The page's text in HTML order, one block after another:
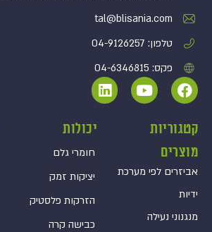
tal@blisania.com‏
טלפון: 04-9126257
פקס: 04-6346815
קטגוריות
מוצרים
אביזרים לפי מערכת
ידיות
מנגנוני נעילה
יכולות
חומרי גלם
יציקות זמק
הזרקות פלסטיק
כבישה קרה